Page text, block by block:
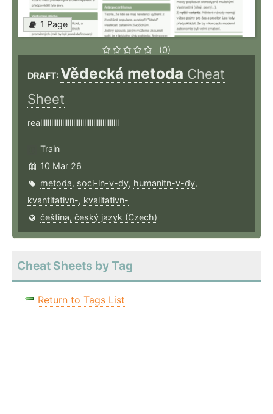
1 Page
(0)
DRAFT:Vědecká metoda Cheat
Sheet
realllllllllllllllllllllllllllllllllllllllllll
Train
10 Mar 26
metoda, soci-ln-v-dy, humanitn-v-dy,
kvantitativn-, kvalitativn-
čeština, český jazyk (Czech)
Cheat Sheets by Tag
Return to Tags List